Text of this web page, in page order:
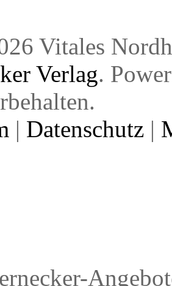
Vitales
Verlag.
| Datenschutz |